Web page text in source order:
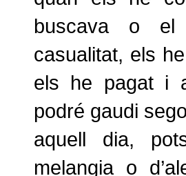
buscava o el
casualitat, els
els he pagat i
podré gaudi
aquell dia,
melangia o